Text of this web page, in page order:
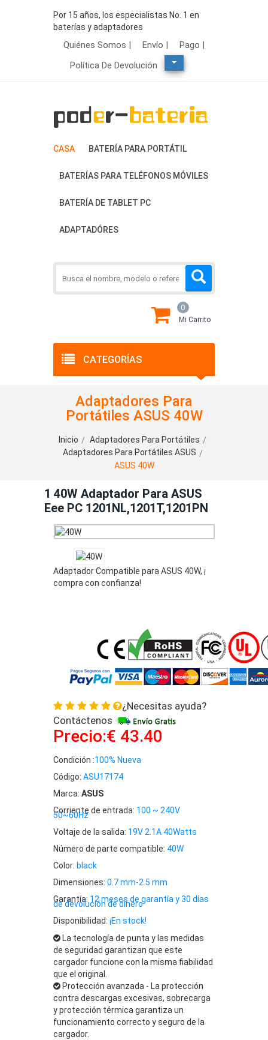
Por 15 años, los especialistas No. 1 en
baterías y adaptadores
Quiénes Somos | Envío |
Pago |
Política De Devolución
CASA BATERÍA PARA PORTÁTIL
BATERÍAS PARA TELÉFONOS MÓVILES
BATERÍA DE TABLET PC
ADAPTADÓRES
CATEGORÍAS
0
Mi Carrito
Adaptadores Para
Portátiles ASUS 40W
Inicio
Adaptadores Para Portátiles
Adaptadores Para Portátiles ASUS
ASUS 40W
1 40W Adaptador Para ASUS
Eee PC 1201NL,1201T,1201PN
Adaptador Compatible para ASUS 40W, ¡
compra con confianza!
¿Necesitas ayuda?
Contáctenos
Precio:€ 43.40
Condición :100% Nueva
Código: ASU17174
Marca: ASUS
Corriente de entrada: 100 ~ 240V
50~60Hz
Voltaje de la salida: 19V 2.1A 40Watts
Número de parte compatible: 40W
Color: black
Dimensiones: 0.7 mm-2.5 mm
Garantía: 12 meses de garantía y 30 días
de devolución de dinero
Disponibilidad: ¡En stock!
La tecnología de punta y las medidas
de seguridad garantizan que este
cargador funcione con la misma fiabilidad
que el original.
Protección avanzada - La protección
contra descargas excesivas, sobrecarga
y protección térmica garantiza un
funcionamiento correcto y seguro de la
cargador.